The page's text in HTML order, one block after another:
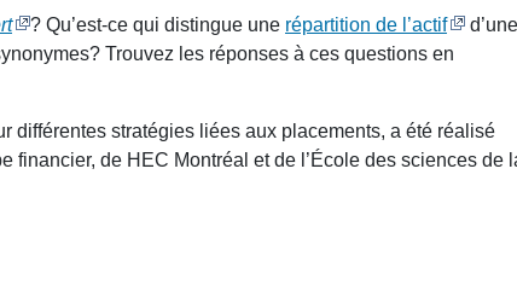
? Qu’est-ce qui distingue une répartition de l’actif
d’une
Trouvez les réponses à ces questions en
différentes stratégies liées aux placements, a été réalisé
de HEC Montréal et de l’École des sciences de